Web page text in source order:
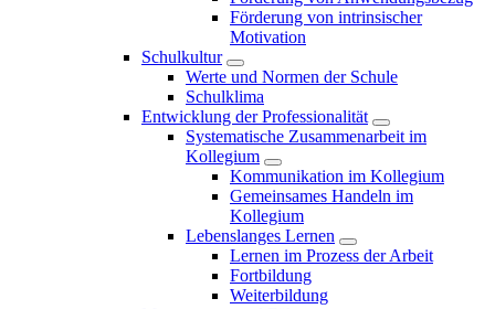
Förderung von intrinsischer
Motivation
Schulkultur
Werte und Normen der Schule
Schulklima
Entwicklung der Professionalität
Systematische Zusammenarbeit im
Kollegium
Kommunikation im Kollegium
Gemeinsames Handeln im
Kollegium
Lebenslanges Lernen
Lernen im Prozess der Arbeit
Fortbildung
Weiterbildung